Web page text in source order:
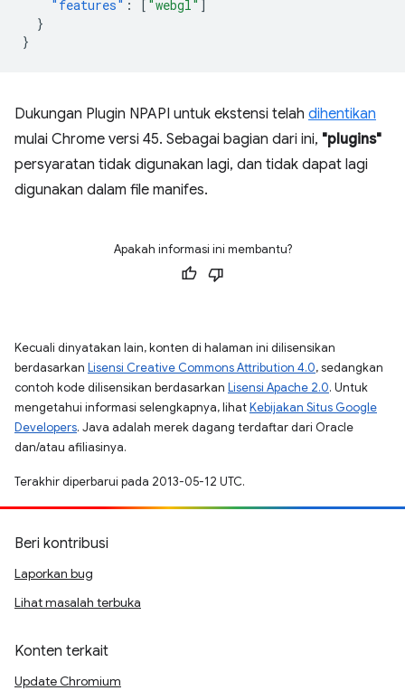
"features" : [ "webgl" ]
}
}
Dukungan Plugin NPAPI untuk ekstensi telah dihentikan
mulai Chrome versi 45. Sebagai bagian dari ini, "plugins"
persyaratan tidak digunakan lagi, dan tidak dapat lagi
digunakan dalam file manifes.
Apakah informasi ini membantu?
Kecuali dinyatakan lain, konten di halaman ini dilisensikan
berdasarkan Lisensi Creative Commons Attribution 4.0, sedangkan
contoh kode dilisensikan berdasarkan Lisensi Apache 2.0. Untuk
mengetahui informasi selengkapnya, lihatKebijakan Situs Google
Developers. Java adalah merek dagang terdaftar dari Oracle
dan/atau afiliasinya.
Terakhir diperbarui pada 2013-05-12 UTC.
Beri kontribusi
Laporkan bug
Lihat masalah terbuka
Konten terkait
Update Chromium